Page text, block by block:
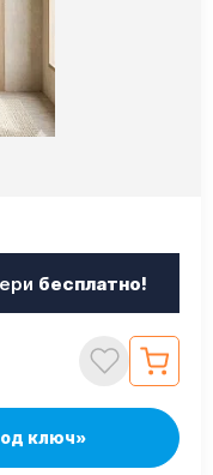
бесплатно!
ключ»